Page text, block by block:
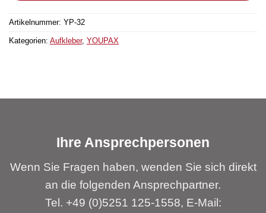
Artikelnummer: YP-32
Kategorien: Aufkleber, YOUPAX
Ihre Ansprechpersonen
Wenn Sie Fragen haben, wenden Sie sich direkt
an die folgenden Ansprechpartner.
Tel. +49 (0)5251 125-1558, E-Mail: